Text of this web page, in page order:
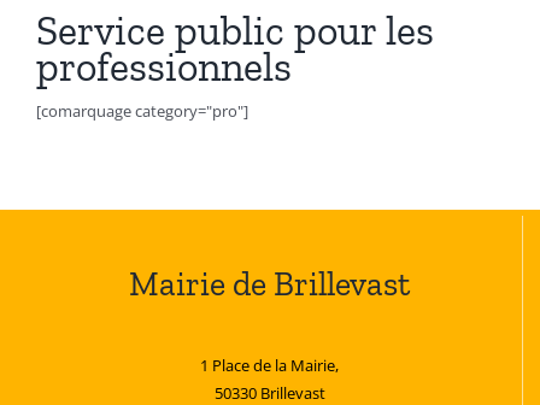
Service public pour les
professionnels
[comarquage category="pro"]
Mairie de Brillevast
1 Place de la Mairie,
50330 Brillevast